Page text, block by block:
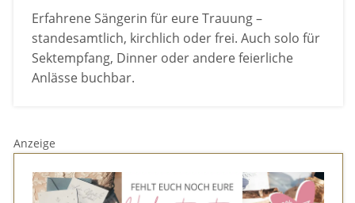
Erfahrene Sängerin für eure Trauung –
standesamtlich, kirchlich oder frei. Auch solo für
Sektempfang, Dinner oder andere feierliche
Anlässe buchbar.
Anzeige